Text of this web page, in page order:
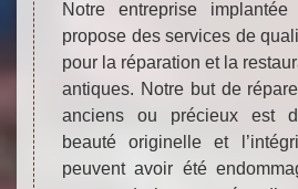
Notre entreprise
propose des services de
pour la réparation et la
antiques. Notre but de
anciens ou précieux est
beauté originelle et
peuvent avoir été